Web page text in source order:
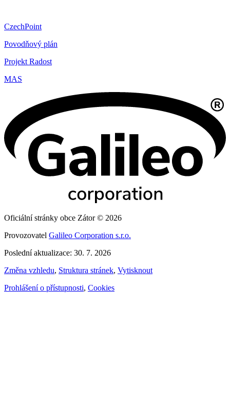
CzechPoint
Povodňový plán
Projekt Radost
MAS
Oficiální stránky obce Zátor © 2026
Provozovatel Galileo Corporation s.r.o.
Poslední aktualizace: 30. 7. 2026
Změna vzhledu, Struktura stránek, Vytisknout
Prohlášení o přístupnosti, Cookies